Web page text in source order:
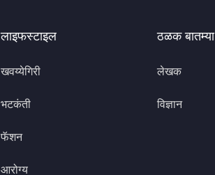
लाइफस्टाइल
खवय्येगिरी
भटकंती
फॅशन
आरोग्य
ठळक बातम्या
लेखक
विज्ञान